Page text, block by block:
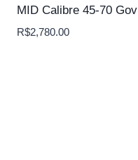
MID Calibre 45-70 Gov
R$2,780.00